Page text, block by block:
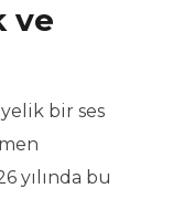
ve
bir ses
yılında bu